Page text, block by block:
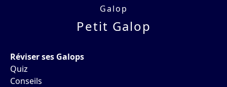
Petit Galop
Réviser ses Galops
Quiz
Conseils